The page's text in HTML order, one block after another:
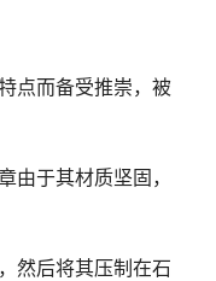
点而备受推崇，被
于其材质坚固，
然后将其压制在石